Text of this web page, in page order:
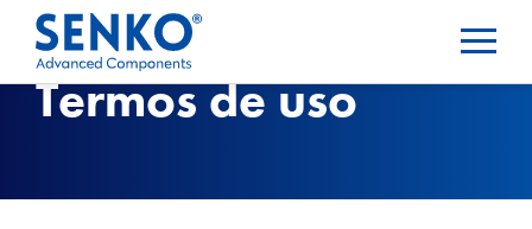
Termos de uso